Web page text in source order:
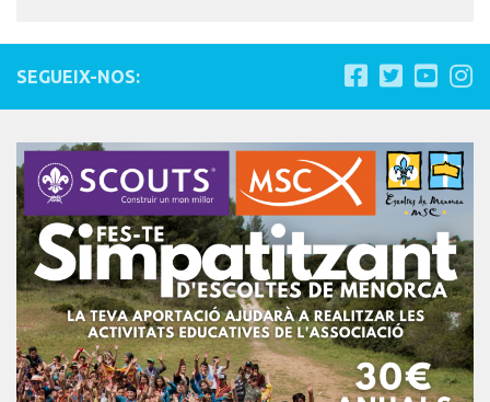
SEGUEIX-NOS: